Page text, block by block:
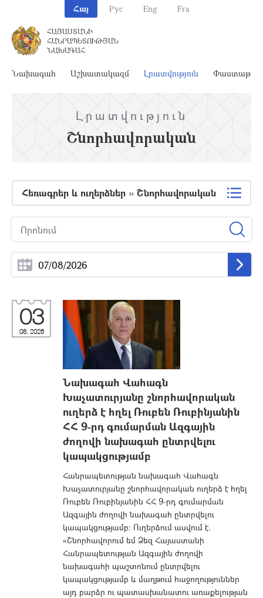
Հայ Рус Eng Fra
ՀԱՅԱՍՏԱՆԻ
ՀԱՆՐԱՊԵՏՈՒԹՅԱՆ
ՆԱԽԱԳԱՀ
Նախագահ Աշխատակազմ Լրատվություն
Լրատվություն
Շնորհավորական
Հեռագրեր և ուղերձներ » Շնորհավորական
03
08, 2026
Նախագահ Վահագն
Խաչատուրյանը շնորհավորական
ուղերձ է հղել Ռուբեն Ռուբինյանին
ՀՀ 9-րդ գումարման Ազգային
ժողովի նախագահ ընտրվելու
կապակցությամբ
Հանրապետության նախագահ Վահագն
Խաչատուրյանը շնորհավորական ուղերձ է հղել
Ռուբեն Ռուբինյանին ՀՀ 9-րդ գումարման
Ազգային ժողովի նախագահ ընտրվելու
կապակցությամբ: Ուղերձում ասվում է.
«Շնորհավորում եմ Ձեզ Հայաստանի
Հանրապետության Ազգային ժողովի
նախագահի պաշտոնում ընտրվելու
կապակցությամբ և մաղթում հաջողություններ
այդ բարձր ու պատասխանատու առաքելության